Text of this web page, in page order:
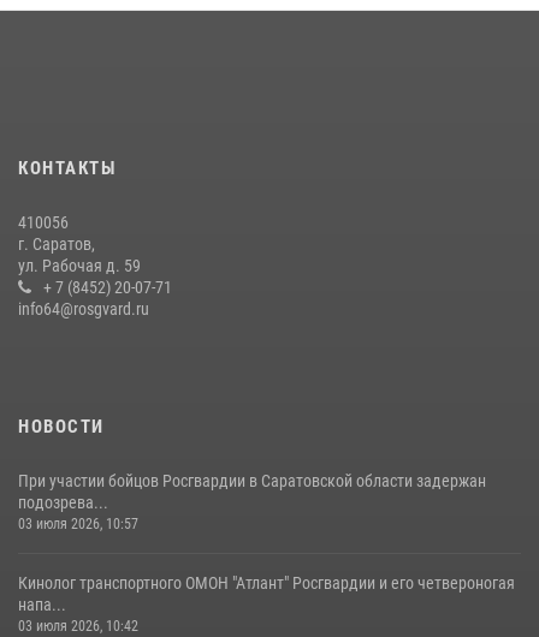
Росгвардии состоялся праздничный молебен, посвященный Дню
Крещения Руси
28 июля 2026, 13:25
05 августа 2026, 12:55
КОНТАКТЫ
410056
г. Саратов,
ул. Рабочая д. 59
+ 7 (8452) 20-07-71
info64@rosgvard.ru
НОВОСТИ
При участии бойцов Росгвардии в Саратовской области задержан
подозрева...
03 июля 2026, 10:57
Кинолог транспортного ОМОН "Атлант" Росгвардии и его четвероногая
напа...
03 июля 2026, 10:42